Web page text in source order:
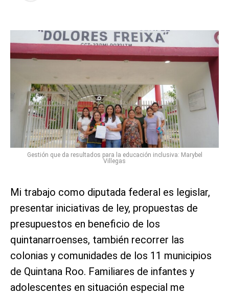
Gestión que da resultados para la educación inclusiva: Marybel
Villegas
Mi trabajo como diputada federal es legislar,
presentar iniciativas de ley, propuestas de
presupuestos en beneficio de los
quintanarroenses, también recorrer las
colonias y comunidades de los 11 municipios
de Quintana Roo. Familiares de infantes y
adolescentes en situación especial me